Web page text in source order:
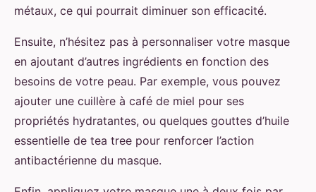
métaux, ce qui pourrait diminuer son efficacité.
Ensuite, n’hésitez pas à personnaliser votre masque
en ajoutant d’autres ingrédients en fonction des
besoins de votre peau. Par exemple, vous pouvez
ajouter une cuillère à café de miel pour ses
propriétés hydratantes, ou quelques gouttes d’huile
essentielle de tea tree pour renforcer l’action
antibactérienne du masque.